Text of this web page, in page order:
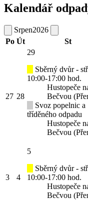
Kalendář
Srpen2026
Po Út St
27 28
29
Sběrný dvůr -
10:00-17:00 hod.
Hustopeče
Bečvou
Svoz popelnic a
tříděného odpadu
Hustopeče
Bečvou
3 4
5
Sběrný dvůr -
10:00-17:00 hod.
Hustopeče
Bečvou